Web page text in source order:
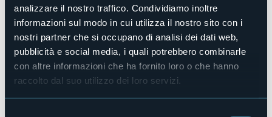
analizzare il nostro traffico. Condividiamo inoltre
informazioni sul modo in cui utilizza il nostro sito con i
nostri partner che si occupano di analisi dei dati web,
pubblicità e social media, i quali potrebbero combinarle
con altre informazioni che ha fornito loro o che hanno
raccolto dal suo utilizzo dei loro servizi.
Piscina
No
Animali ammessi
No
Camere